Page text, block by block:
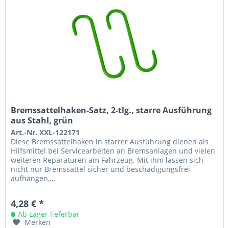
Bremssattelhaken-Satz, 2-tlg., starre Ausführung
aus Stahl, grün
Art.-Nr. XXL-122171
Diese Bremssattelhaken in starrer Ausführung dienen als
Hilfsmittel bei Servicearbeiten an Bremsanlagen und vielen
weiteren Reparaturen am Fahrzeug. Mit ihm lassen sich
nicht nur Bremssättel sicher und beschädigungsfrei
aufhängen,...
4,28 € *
Ab Lager lieferbar
Merken